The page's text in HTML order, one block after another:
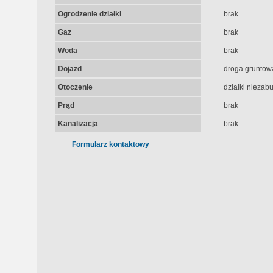
Ogrodzenie działki brak
Gaz brak
Woda brak
Dojazd droga
Otoczenie działki
Prąd brak
Kanalizacja brak
Formularz kontaktowy